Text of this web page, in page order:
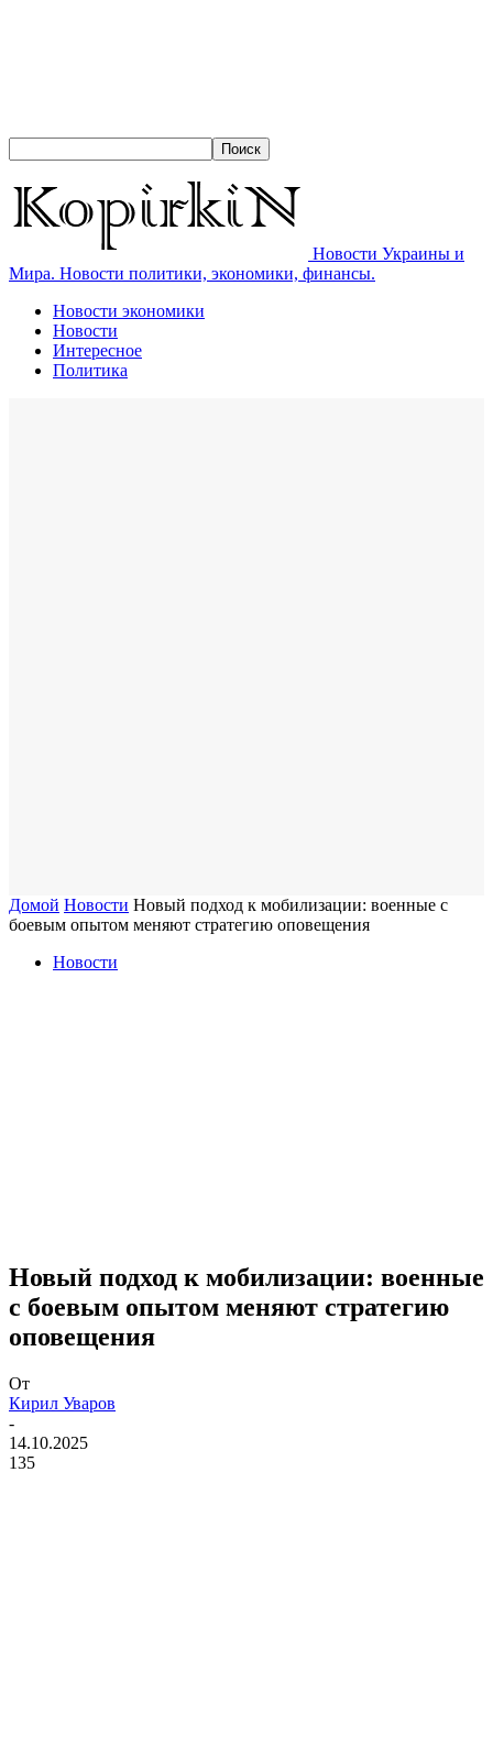
Новости Украины и
Мира. Новости политики, экономики, финансы.
Новости экономики
Новости
Интересное
Политика
Домой Новости Новый подход к мобилизации: военные с
боевым опытом меняют стратегию оповещения
Новости
Новый подход к мобилизации: военные
с боевым опытом меняют стратегию
оповещения
От
Кирил Уваров
-
14.10.2025
135